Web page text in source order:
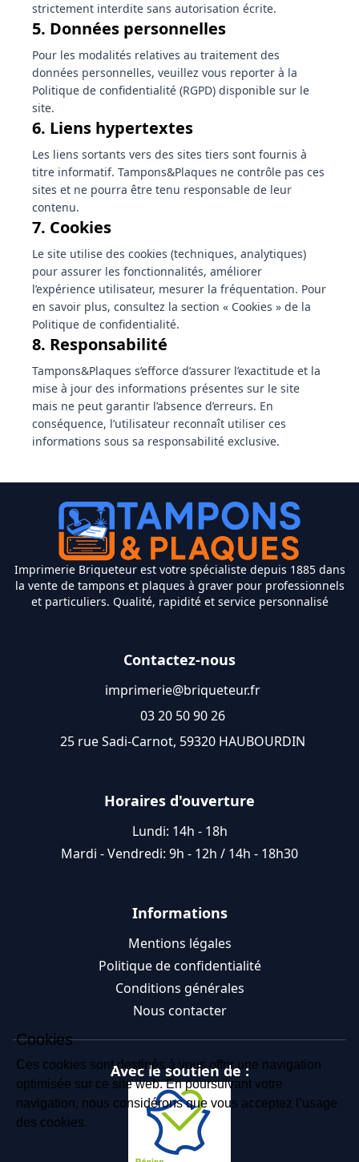
Cookies
Ces cookies sont destinés à vous offrir une navigation
optimisée sur ce site web. En poursuivant votre
navigation, nous considérons que vous acceptez l’usage
des cookies.
strictement interdite sans autorisation écrite.
5. Données personnelles
Pour les modalités relatives au traitement des
données personnelles, veuillez vous reporter à la
Politique de confidentialité (RGPD) disponible sur le
site.
6. Liens hypertextes
Les liens sortants vers des sites tiers sont fournis à
titre informatif. Tampons&Plaques ne contrôle pas ces
sites et ne pourra être tenu responsable de leur
contenu.
7. Cookies
Le site utilise des cookies (techniques, analytiques)
pour assurer les fonctionnalités, améliorer
l’expérience utilisateur, mesurer la fréquentation. Pour
en savoir plus, consultez la section « Cookies » de la
Politique de confidentialité.
8. Responsabilité
Tampons&Plaques s’efforce d’assurer l’exactitude et la
mise à jour des informations présentes sur le site
mais ne peut garantir l’absence d’erreurs. En
conséquence, l’utilisateur reconnaît utiliser ces
informations sous sa responsabilité exclusive.
Imprimerie Briqueteur est votre spécialiste depuis 1885 dans
la vente de tampons et plaques à graver pour professionnels
et particuliers. Qualité, rapidité et service personnalisé
Contactez-nous
imprimerie@briqueteur.fr
03 20 50 90 26
25 rue Sadi-Carnot, 59320 HAUBOURDIN
Horaires d'ouverture
Lundi: 14h - 18h
Mardi - Vendredi: 9h - 12h / 14h - 18h30
Informations
Mentions légales
Politique de confidentialité
Conditions générales
Nous contacter
Avec le soutien de :